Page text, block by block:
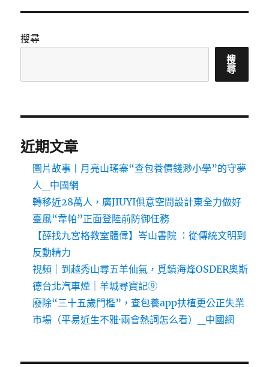
搜尋
搜
尋
近期文章
圖片故事丨月亮山瑤寨“查包養價錢渺小學”的守夢
人_中國網
轉移近28萬人，廣JIUYI俱意空間設計東全力做好
臺風“韋帕”正面登陸前防御任務
【薛找九宮格教室體偉】岑山書院 ：從傳統文明到
反動精力
視頻｜到越秀山尋五羊仙氣，覓鎮海烽OSDER奧斯
德台北汽車煙｜羊城尋寶記⑨
廢除“三十五歲門檻”，查包養app扶植更公正失業
市場（平易近生不雅·兩會熱詞怎么看）_中國網